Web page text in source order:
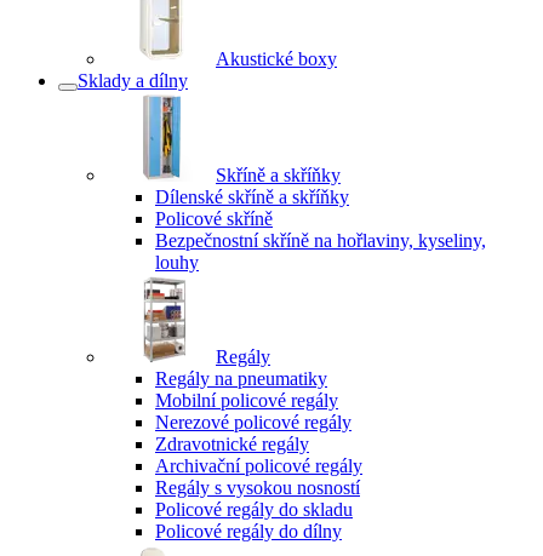
Akustické boxy
Sklady a dílny
Skříně a skříňky
Dílenské skříně a skříňky
Policové skříně
Bezpečnostní skříně na hořlaviny, kyseliny,
louhy
Regály
Regály na pneumatiky
Mobilní policové regály
Nerezové policové regály
Zdravotnické regály
Archivační policové regály
Regály s vysokou nosností
Policové regály do skladu
Policové regály do dílny